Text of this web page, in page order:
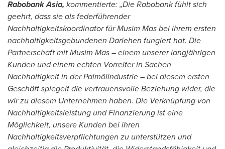
Rabobank Asia, kommentierte: „Die Rabobank fühlt sich
geehrt, dass sie als federführender
Nachhaltigkeitskoordinator für Musim Mas bei ihrem ersten
nachhaltigkeitsgebundenen Darlehen fungiert hat. Die
Partnerschaft mit Musim Mas – einem unserer langjährigen
Kunden und einem echten Vorreiter in Sachen
Nachhaltigkeit in der Palmölindustrie – bei diesem ersten
Geschäft spiegelt die vertrauensvolle Beziehung wider, die
wir zu diesem Unternehmen haben. Die Verknüpfung von
Nachhaltigkeitsleistung und Finanzierung ist eine
Möglichkeit, unsere Kunden bei ihren
Nachhaltigkeitsverpflichtungen zu unterstützen und